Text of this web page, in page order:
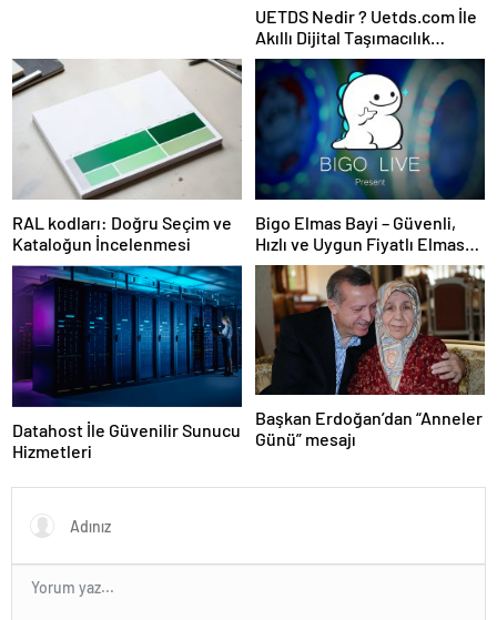
UETDS Nedir ? Uetds.com İle
Akıllı Dijital Taşımacılık
Yazılımı
RAL kodları: Doğru Seçim ve
Kataloğun İncelenmesi
Bigo Elmas Bayi – Güvenli,
Hızlı ve Uygun Fiyatlı Elmas
Satın Almanın Yeni Adresi
Datahost İle Güvenilir Sunucu
Hizmetleri
Başkan Erdoğan’dan “Anneler
Günü” mesajı